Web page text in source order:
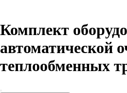
Комплект
автоматической
теплообменных